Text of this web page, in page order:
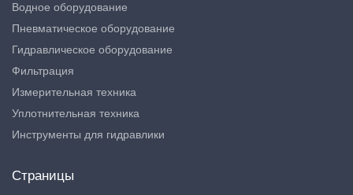
Водное оборудование
Пневматическое оборудование
Гидравлическое оборудование
Фильтрация
Измерительная техника
Уплотнительная техника
Инструменты для гидравлики
Страницы